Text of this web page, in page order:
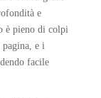
e
è pieno di colpi
pagina, e i
facile